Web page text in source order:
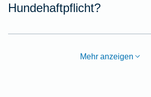
Hundehaftpflicht?
Mehr anzeigen